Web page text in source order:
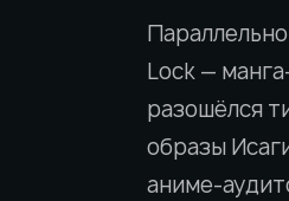
Lock —
разошёлся
образы
аниме-